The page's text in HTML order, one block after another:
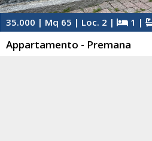
35.000 | Mq 65 | Loc. 2 | 1 |
Appartamento - Premana